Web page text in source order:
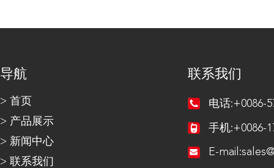
导航
> 首页
> 产品展示
> 新闻中心
> 联系我们
联系我们
电话:+0086-
手机:+0086-
E-